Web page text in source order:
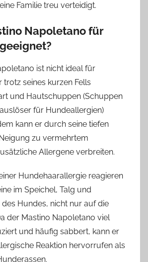
Familie treu verteidigt.
Napoletano für
ist nicht ideal für
trotz seines kurzen Fells
und Hautschuppen (Schuppen
für Hundeallergien)
kann er durch seine tiefen
zu vermehrtem
Allergene verbreiten.
Hundehaarallergie reagieren
im Speichel, Talg und
Hundes, nicht nur auf die
der Mastino Napoletano viel
und häufig sabbert, kann er
Reaktion hervorrufen als